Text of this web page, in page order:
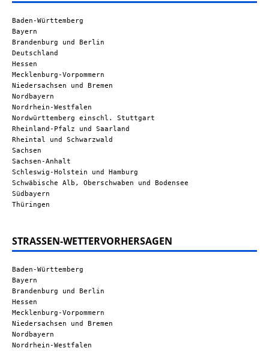
Baden-Württemberg
Bayern
Brandenburg und Berlin
Deutschland
Hessen
Mecklenburg-Vorpommern
Niedersachsen und Bremen
Nordbayern
Nordrhein-Westfalen
Nordwürttemberg einschl. Stuttgart
Rheinland-Pfalz und Saarland
Rheintal und Schwarzwald
Sachsen
Sachsen-Anhalt
Schleswig-Holstein und Hamburg
Schwäbische Alb, Oberschwaben und Bodensee
Südbayern
Thüringen
STRASSEN-WETTERVORHERSAGEN
Baden-Württemberg
Bayern
Brandenburg und Berlin
Hessen
Mecklenburg-Vorpommern
Niedersachsen und Bremen
Nordbayern
Nordrhein-Westfalen